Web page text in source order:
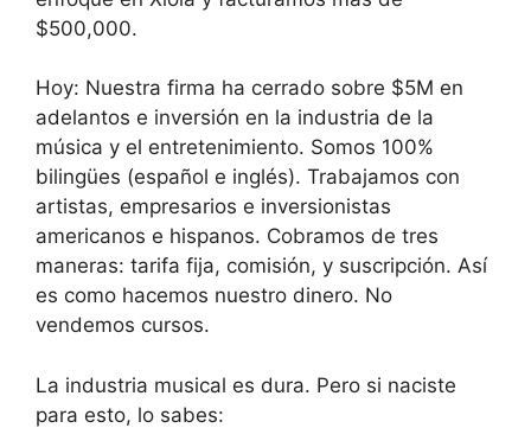
$500,000.
Hoy: Nuestra firma ha cerrado sobre $5M en
adelantos e inversión en la industria de la
música y el entretenimiento. Somos 100%
bilingües (español e inglés). Trabajamos con
artistas, empresarios e inversionistas
americanos e hispanos. Cobramos de tres
maneras: tarifa fija, comisión, y suscripción. Así
es como hacemos nuestro dinero. No
vendemos cursos.
La industria musical es dura. Pero si naciste
para esto, lo sabes: